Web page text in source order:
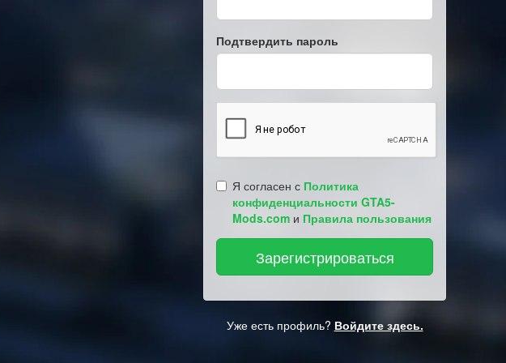
Подтвердить пароль
Я согласен с Политика
конфиденциальности GTA5-
Mods.com и Правила пользования
Уже есть профиль? Войдите здесь.